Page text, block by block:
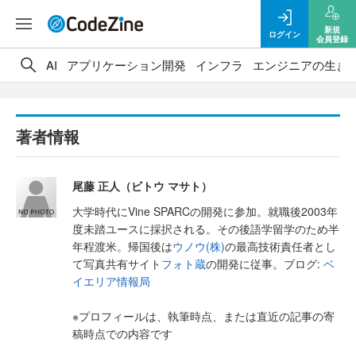
ログイン
新規
会員登録
AI アプリケーション開発 インフラ エンジニアの生き
著者情報
尾藤 正人（ビトウ マサト）
大学時代にVine SPARCの開発に参加。就職後2003年
度未踏ユースに採択される。その後語学留学のため半
年程渡米。帰国後はウノウ(株)の最高技術責任者とし
て写真共有サイト フォト蔵の開発に従事。ブログ:ベ
イエリア情報局
※プロフィールは、執筆時点、または直近の記事の寄
稿時点での内容です